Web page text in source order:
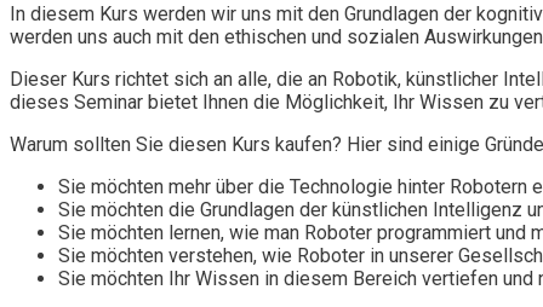
In diesem Kurs werden wir uns mit den Grundlagen der
werden uns auch mit den ethischen und sozialen
Dieser Kurs richtet sich an alle, die an Robotik, künstlicher
dieses Seminar bietet Ihnen die Möglichkeit, Ihr Wissen zu
Warum sollten Sie diesen Kurs kaufen? Hier sind einige
Sie möchten mehr über die Technologie hinter Robotern
Sie möchten die Grundlagen der künstlichen Intelligenz
Sie möchten lernen, wie man Roboter programmiert und
Sie möchten verstehen, wie Roboter in unserer
Sie möchten Ihr Wissen in diesem Bereich vertiefen und